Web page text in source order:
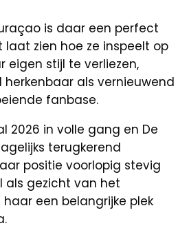
is daar een perfect
laat zien hoe ze inspeelt op
eigen stijl te verliezen,
herkenbaar als vernieuwend
fanbase.
2026 in volle gang en De
terugkerend
positie voorlopig stevig
als gezicht van het
een belangrijke plek